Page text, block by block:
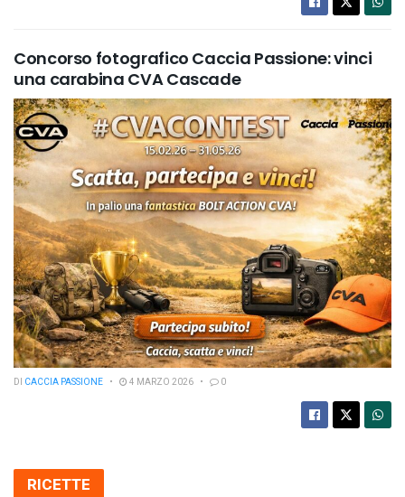
Concorso fotografico Caccia Passione: vinci
una carabina CVA Cascade
DI CACCIA PASSIONE 4 MARZO 2026 0
RICETTE